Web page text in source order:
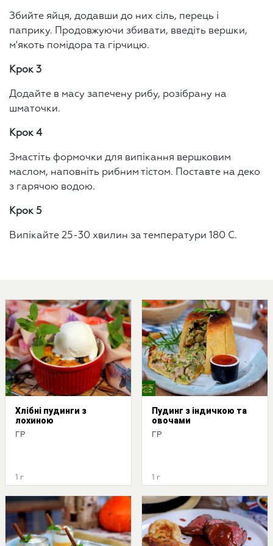
Збийте яйця, додавши до них сіль, перець і
паприку. Продовжуючи збивати, введіть вершки,
м'якоть помідора та гірчицю.
Крок 3
Додайте в масу запечену рибу, розібрану на
шматочки.
Крок 4
Змастіть формочки для випікання вершковим
маслом, наповніть рибним тістом. Поставте на деко
з гарячою водою.
Крок 5
Випікайте 25-30 хвилин за температури 180 С.
Хлібні пудинги з
лохиною
ГР
1 г
Пудинг з індичкою та
овочами
ГР
1 г